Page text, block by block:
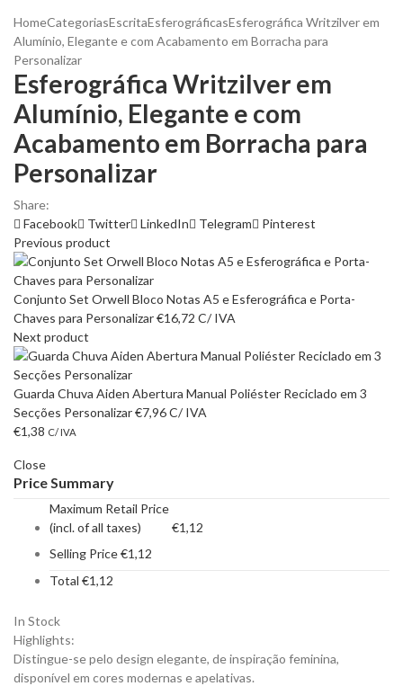
HomeCategoriasEscritaEsferográficasEsferográfica Writzilver em
Alumínio, Elegante e com Acabamento em Borracha para
Personalizar
Esferográfica Writzilver em
Alumínio, Elegante e com
Acabamento em Borracha para
Personalizar
Share:
Facebook
Twitter LinkedIn Telegram
Pinterest
Previous product
Conjunto Set Orwell Bloco Notas A5 e Esferográfica e Porta-
Chaves para Personalizar€16,72 C/ IVA
Next product
Guarda Chuva Aiden Abertura Manual Poliéster Reciclado em 3
Secções Personalizar€7,96C/ IVA
€1,38 C/ IVA
Close
Price Summary
Maximum Retail Price
(incl. of all taxes)
€1,12
Selling Price€1,12
Total €1,12
In Stock
Highlights:
Distingue-se pelo design elegante, de inspiração feminina,
disponível em cores modernas e apelativas.